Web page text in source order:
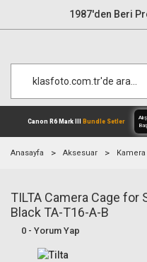
1987'den Beri
Canon R6 Mark III
Anasayfa Aksesuar
TILTA Camera Cage for
Black TA-T16-A-B
0 - Yorum Yap